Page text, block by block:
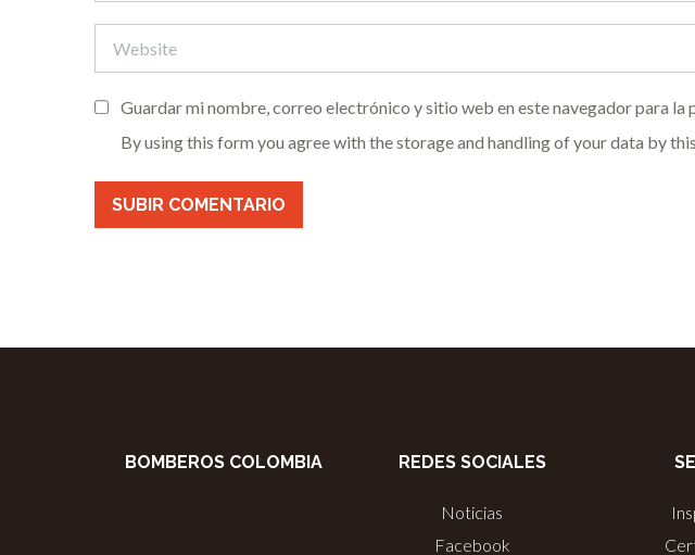
Guardar mi nombre, correo electrónico y sitio web en este navegador para la
By using this form you agree with the storage and handling of your data by
BOMBEROS COLOMBIA REDES SOCIALES
Noticias
Facebook